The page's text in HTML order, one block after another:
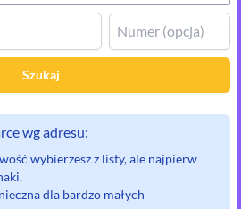
Szukaj
wg adresu:
wybierzesz z listy, ale najpierw
dla bardzo małych